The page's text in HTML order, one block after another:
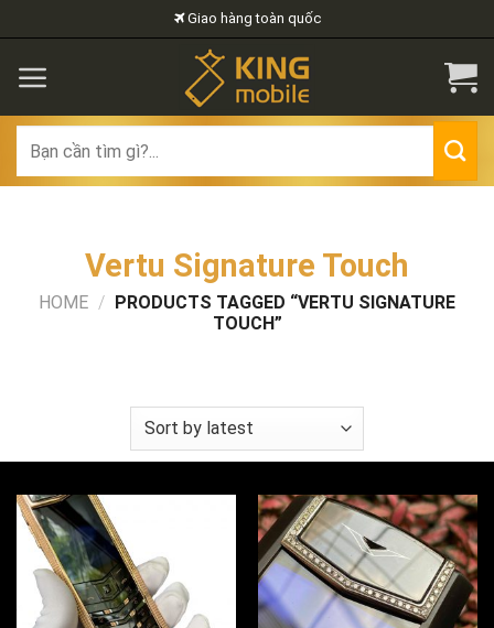
to
content
Giao hàng toàn quốc
for:
Vertu Signature Touch
HOME / PRODUCTS TAGGED “VERTU SIGNATURE
TOUCH”